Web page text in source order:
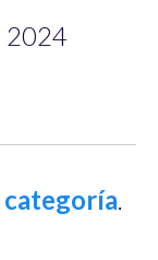
2024
categoría